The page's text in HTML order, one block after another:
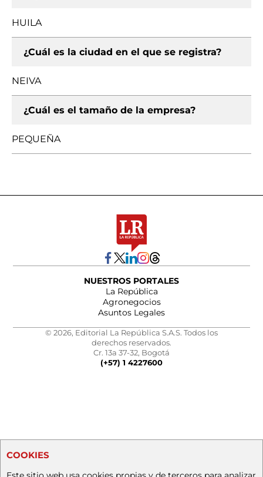
HUILA
¿Cuál es la ciudad en el que se registra?
NEIVA
¿Cuál es el tamaño de la empresa?
PEQUEÑA
NUESTROS PORTALES
La República
Agronegocios
Asuntos Legales
© 2026, Editorial La República S.A.S. Todos los
derechos reservados.
Cr. 13a 37-32, Bogotá
(+57) 1 4227600
COOKIES